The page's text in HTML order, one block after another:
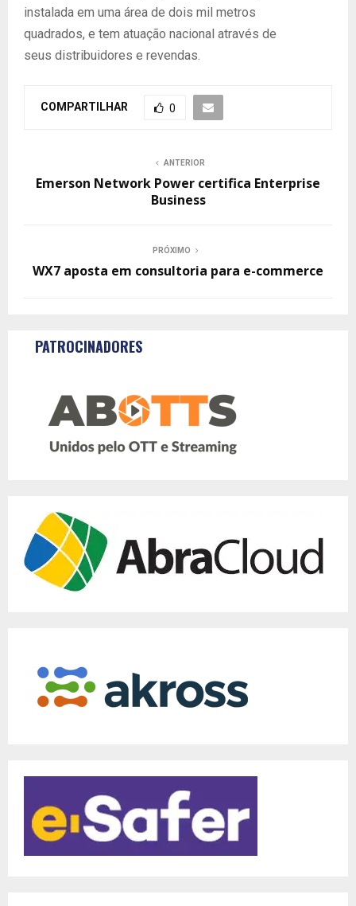
instalada em uma área de dois mil metros
quadrados, e tem atuação nacional através de
seus distribuidores e revendas.
COMPARTILHAR 0
ANTERIOR
Emerson Network Power certifica Enterprise
Business
PRÓXIMO
WX7 aposta em consultoria para e-commerce
PATROCINADORES